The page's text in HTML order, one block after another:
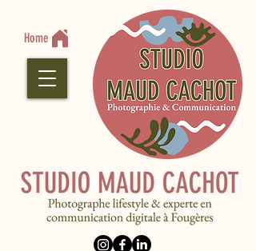
Home